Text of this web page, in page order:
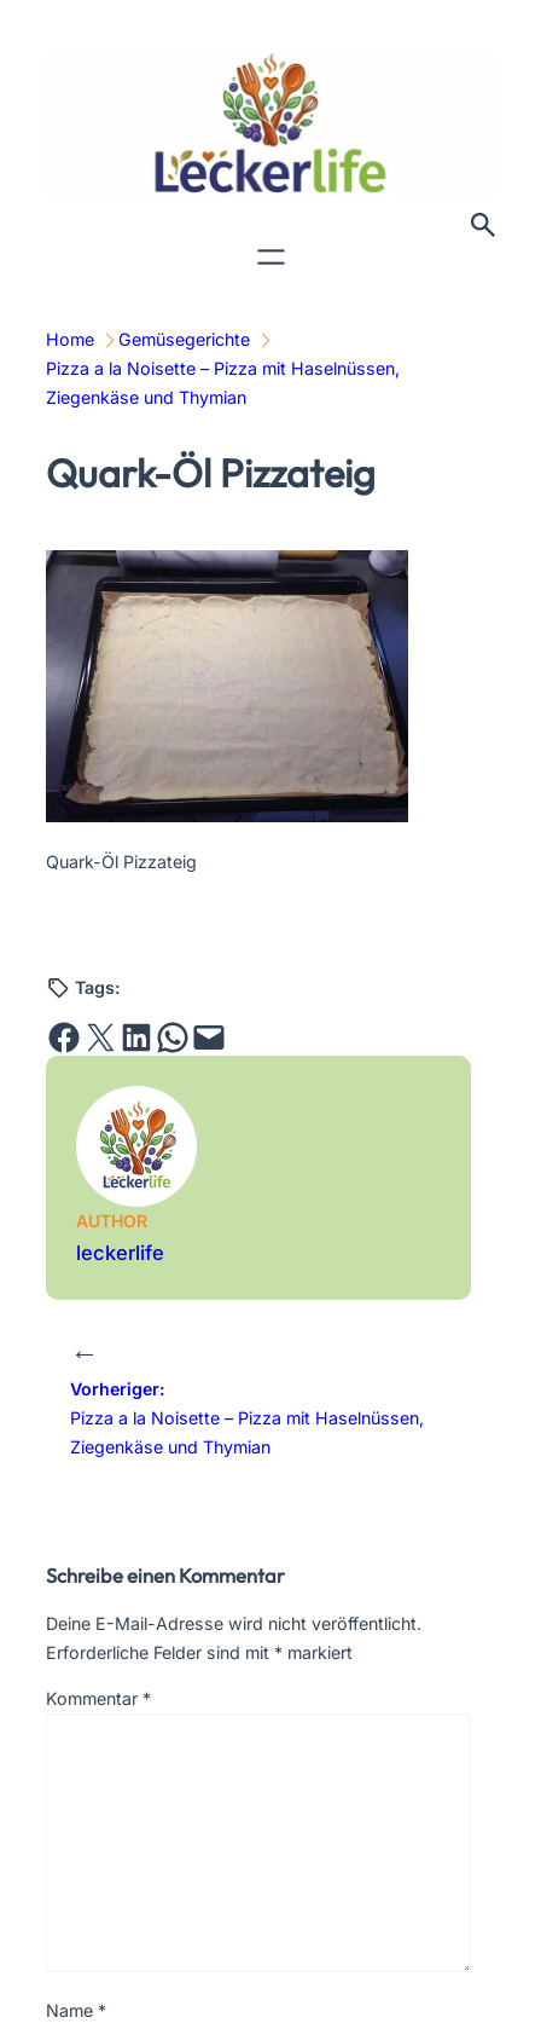
Home
Gemüsegerichte
Pizza a la Noisette – Pizza mit Haselnüssen,
Ziegenkäse und Thymian
Quark-Öl Pizzateig
Quark-Öl Pizzateig
Tags:
Share on Facebook Email this Page Share on LinkedIn Share on WhatsApp Email this Page
AUTHOR
leckerlife
←
Vorheriger:
Pizza a la Noisette – Pizza mit Haselnüssen,
Ziegenkäse und Thymian
Schreibe einen Kommentar
Deine E-Mail-Adresse wird nicht veröffentlicht.
Erforderliche Felder sind mit * markiert
Kommentar *
Name *